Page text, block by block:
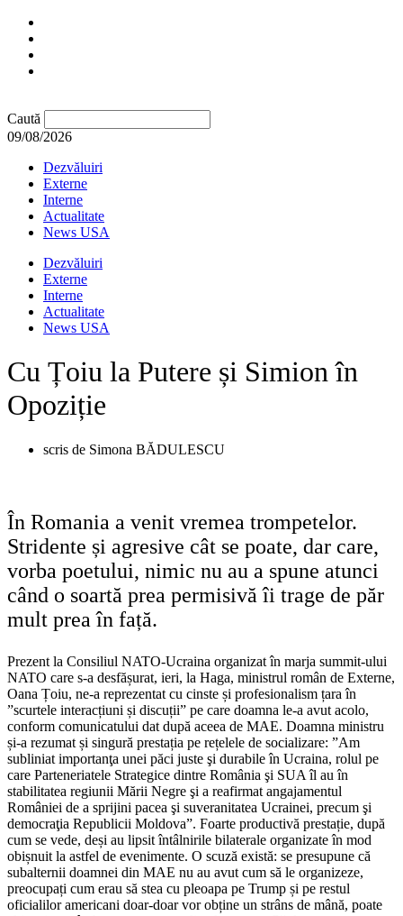
Caută
09/08/2026
Dezvăluiri
Externe
Interne
Actualitate
News USA
Dezvăluiri
Externe
Interne
Actualitate
News USA
Cu Țoiu la Putere și Simion în
Opoziție
scris de Simona BĂDULESCU
În Romania a venit vremea trompetelor.
Stridente și agresive cât se poate, dar care,
vorba poetului, nimic nu au a spune atunci
când o soartă prea permisivă îi trage de păr
mult prea în față.
Prezent la Consiliul NATO-Ucraina organizat în marja summit-ului
NATO care s-a desfășurat, ieri, la Haga, ministrul român de Externe,
Oana Țoiu, ne-a reprezentat cu cinste și profesionalism țara în
”scurtele interacțiuni și discuții” pe care doamna le-a avut acolo,
conform comunicatului dat după aceea de MAE. Doamna ministru
și-a rezumat și singură prestația pe rețelele de socializare: ”Am
subliniat importanţa unei păci juste şi durabile în Ucraina, rolul pe
care Parteneriatele Strategice dintre România şi SUA îl au în
stabilitatea regiunii Mării Negre şi a reafirmat angajamentul
României de a sprijini pacea şi suveranitatea Ucrainei, precum şi
democraţia Republicii Moldova”. Foarte productivă prestație, după
cum se vede, deși au lipsit întâlnirile bilaterale organizate în mod
obișnuit la astfel de evenimente. O scuză există: se presupune că
subalternii doamnei din MAE nu au avut cum să le organizeze,
preocupați cum erau să stea cu pleoapa pe Trump și pe restul
oficialilor americani doar-doar vor obține un strâns de mână, poate